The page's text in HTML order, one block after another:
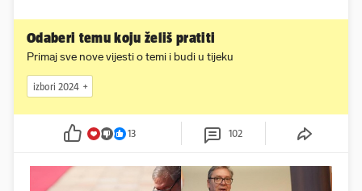
Odaberi temu koju želiš pratiti
Primaj sve nove vijesti o temi i budi u tijeku
izbori 2024
13 102